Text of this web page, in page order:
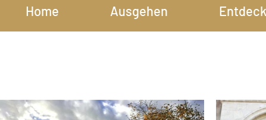
Home Ausgehen